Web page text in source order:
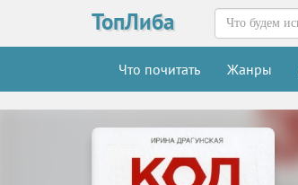
ТопЛиба
Что почитать Жанры